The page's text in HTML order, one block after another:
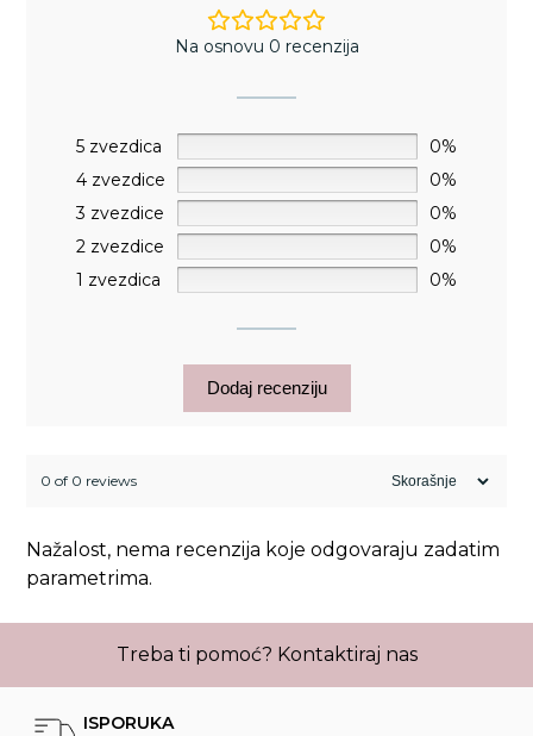
Na osnovu 0 recenzija
5 zvezdica
0%
4 zvezdice
0%
3 zvezdice
0%
2 zvezdice
0%
1 zvezdica
0%
Dodaj recenziju
0 of 0 reviews
Nažalost, nema recenzija koje odgovaraju zadatim
parametrima.
Treba ti pomoć? Kontaktiraj nas
ISPORUKA